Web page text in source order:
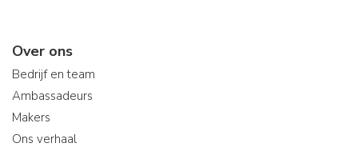
Over ons
Bedrijf en team
Ambassadeurs
Makers
Ons verhaal